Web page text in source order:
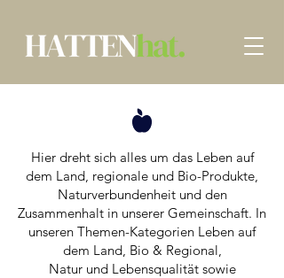
Hier dreht sich alles um das Leben auf
dem Land, regionale und Bio-Produkte,
Naturverbundenheit und den
Zusammenhalt in unserer Gemeinschaft. In
unseren Themen-Kategorien Leben auf
dem Land, Bio & Regional,
Natur und Lebensqualität sowie